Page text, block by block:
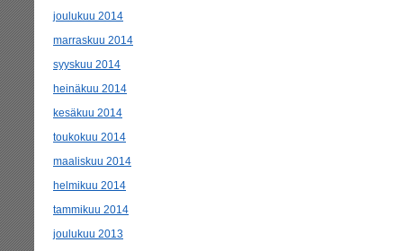
joulukuu 2014
marraskuu 2014
syyskuu 2014
heinäkuu 2014
kesäkuu 2014
toukokuu 2014
maaliskuu 2014
helmikuu 2014
tammikuu 2014
joulukuu 2013